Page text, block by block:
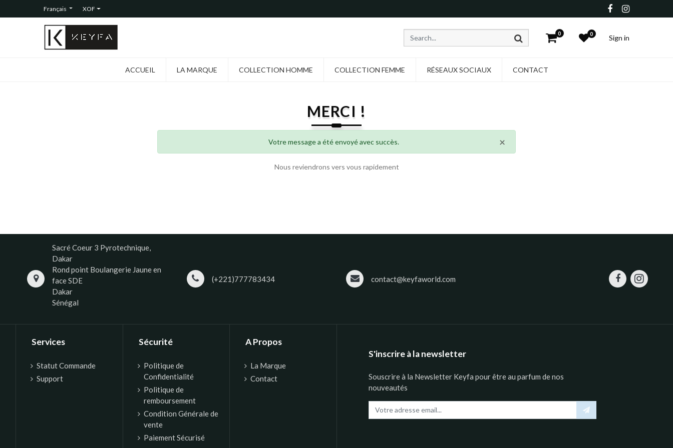
Français XOF
0 0 Sign in
ACCUEIL LA MARQUE COLLECTION HOMME COLLECTION FEMME RÉSEAUX SOCIAUX CONTACT
MERCI !
Votre message a été envoyé avec succès. ×
Nous reviendrons vers vous rapidement
Sacré Coeur 3 Pyrotechnique,
Dakar
Rond point Boulangerie Jaune en
face SDE
Dakar
Sénégal
(+221)777783434 contact@keyfaworld.com
Services
Statut Commande
Support
Sécurité
Politique de
Confidentialité
Politique de
remboursement
Condition Générale de
vente
Paiement Sécurisé
A Propos
La Marque
Contact
S'inscrire à la newsletter
Souscrire à la Newsletter Keyfa pour être au parfum de nos
nouveautés